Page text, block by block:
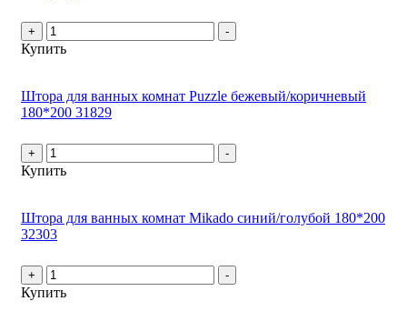
+ -
Купить
Штора для ванных комнат Puzzle бежевый/коричневый
180*200 31829
+ -
Купить
Штора для ванных комнат Mikado синий/голубой 180*200
32303
+ -
Купить